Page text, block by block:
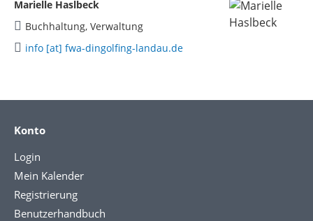
Marielle Haslbeck
Buchhaltung, Verwaltung
info [at] fwa-dingolfing-landau.de
Konto
Login
Mein Kalender
Registrierung
Benutzerhandbuch